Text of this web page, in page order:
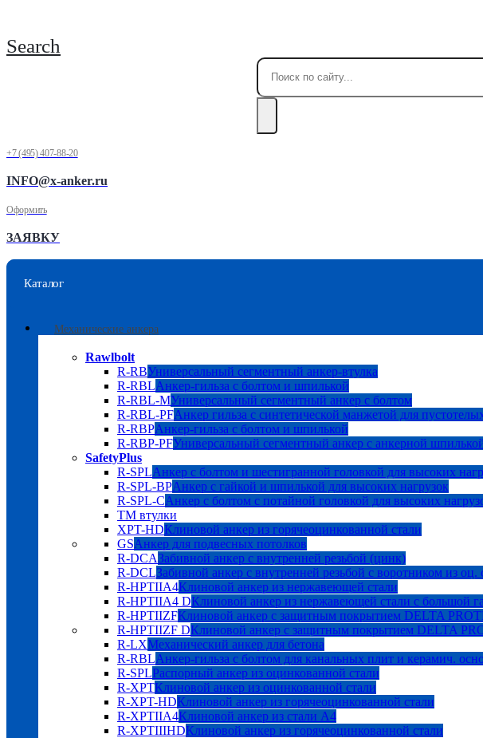
Search
+7 (495) 407-88-20
INFO@x-anker.ru
Оформить
ЗАЯВКУ
Каталог
Механические анкера
Rawlbolt
R-RBУниверсальный сегментный анкер-втулка
R-RBLАнкер-гильза с болтом и шпилькой
R-RBL-MУниверсальный сегментный анкер с болтом
R-RBL-PFАнкер гильза с синтетической манжетой для
R-RBPАнкер-гильза с болтом и шпилькой
R-RBP-PFУниверсальный сегментный анкер с анкерной
SafetyPlus
R-SPLАнкер с болтом и шестигранной головкой для высоких
R-SPL-BPАнкер с гайкой и шпилькой для высоких нагрузок
R-SPL-CАнкер с болтом с потайной головкой для высоких
TM втулки
XPT-HDКлиновой анкер из горячеоцинкованной стали
GSАнкер для подвесных потолков
R-DCAЗабивной анкер с внутренней резьбой (цинк)
R-DCLЗабивной анкер с внутренней резьбой с воротником из оц.
R-HPTIIA4Клиновой анкер из нержавеющей стали
R-HPTIIA4 DКлиновой анкер из нержавеющей стали с большой
R-HPTIIZFКлиновой анкер с защитным покрытием DELTA
R-HPTIIZF DКлиновой анкер с защитным покрытием DELTA
R-LXМеханический анкер для бетона
R-RBLАнкер-гильза с болтом для канальных плит и керамич.
R-SPLРаспорный анкер из оцинкованной стали
R-XPTКлиновой анкер из оцинкованной стали
R-XPT-HDКлиновой анкер из горячеоцинкованной стали
R-XPTIIA4Клиновой анкер из стали А4
R-XPTIIIHDКлиновой анкер из горячеоцинкованной стали